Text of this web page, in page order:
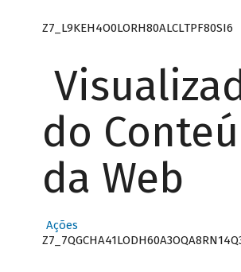
Z7_L9KEH4O0LORH80ALCLTPF80SI6
do
da Web
Ações